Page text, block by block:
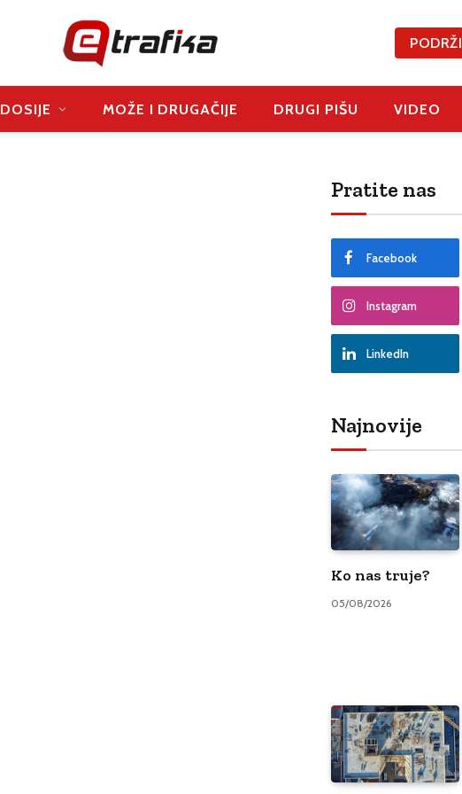
PODRŽI
DOSIJE MOŽE I DRUGAČIJE DRUGI PIŠU VIDEO
Pratite nas
Facebook
Instagram
LinkedIn
Najnovije
Ko nas truje?
05/08/2026